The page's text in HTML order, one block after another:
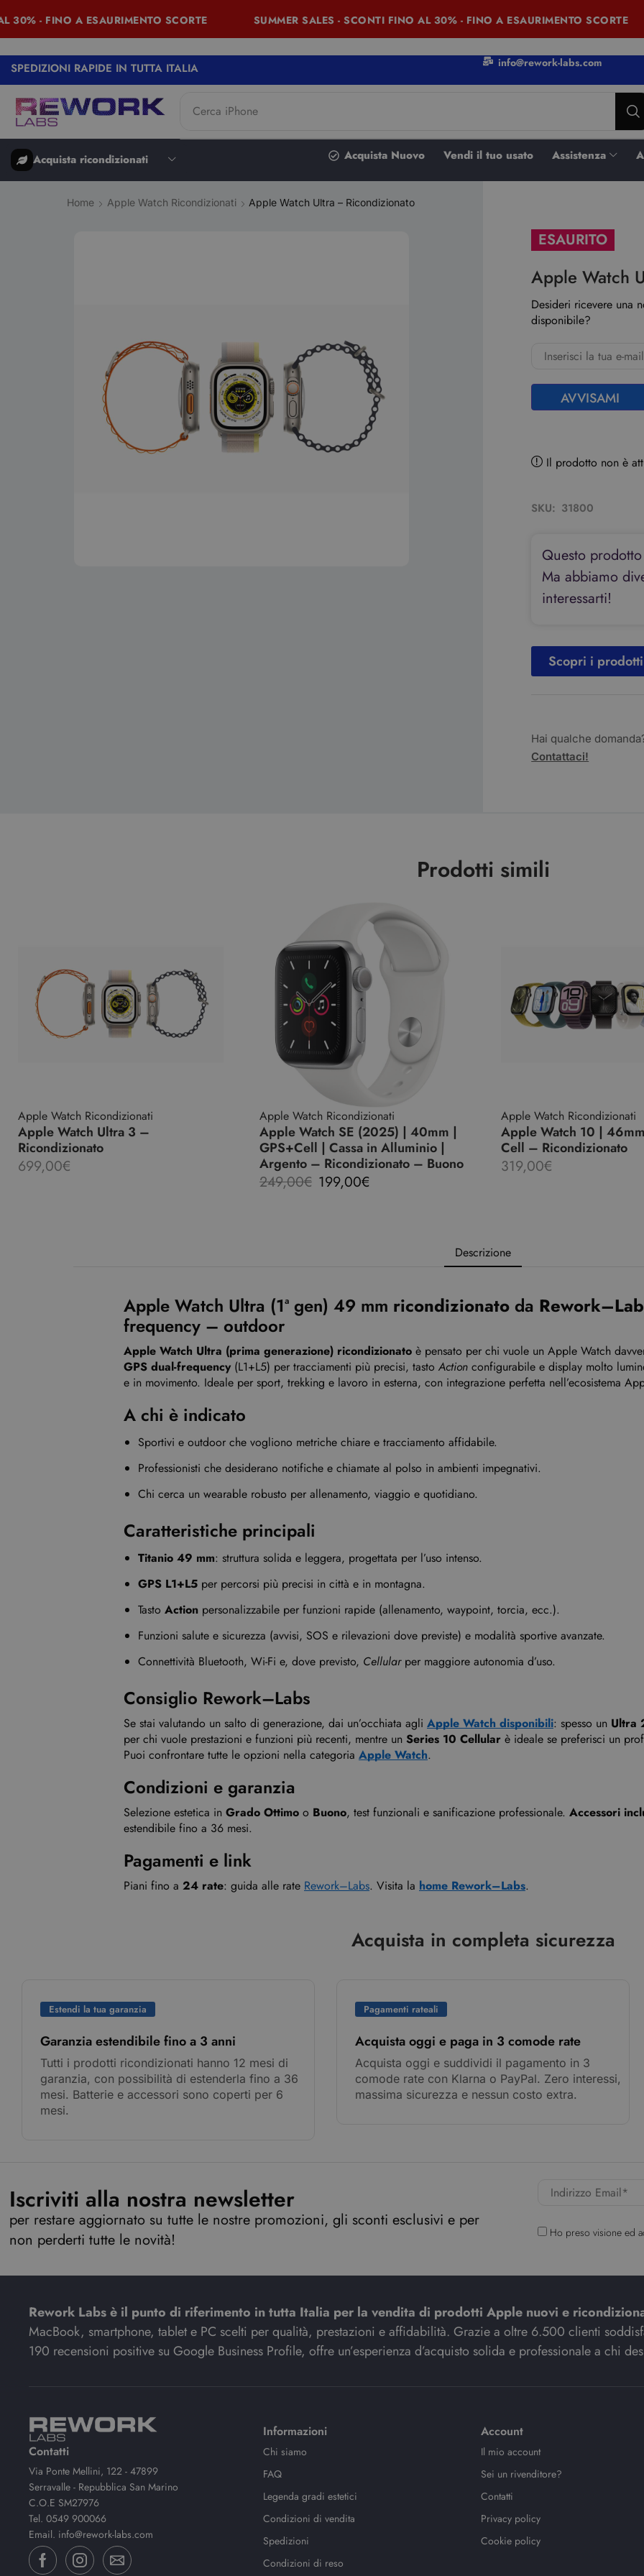
- FINO A ESAURIMENTO SCORTE SUMMER SALES - SCONTI FINO AL 30% - FINO A ESAURIMENTO SCORTE
SPEDIZIONI RAPIDE IN TUTTA ITALIA info@rework-labs.com
Cerca iPhone
Acquista ricondizionati Acquista Nuovo Vendi il tuo usato Assistenza
Home Apple Watch Ricondizionati Apple Watch Ultra – Ricondizionato
ESAURITO
Apple Watch
Desideri ricevere una
disponibile?
AVVISAMI
Il prodotto non è
SKU: 31800
Questo prodotto
Ma abbiamo
interessarti!
Scopri i
Hai qualche
Contattaci!
Prodotti simili
Apple Watch Ricondizionati
Apple Watch Ultra 3 –
Ricondizionato
699,00€
Apple Watch Ricondizionati
Apple Watch SE (2025) | 40mm |
GPS+Cell | Cassa in Alluminio |
Argento – Ricondizionato – Buono
249,00€ 199,00€
Apple Watch Ricondizionati
Apple Watch 10 |
Cell – Ricondizionato
319,00€
Descrizione
Apple Watch Ultra (1ª gen) 49 mm ricondizionato da
frequency – outdoor
Apple Watch Ultra (prima generazione) ricondizionato è pensato per chi vuole un Apple Watch
GPS dual-frequency (L1+L5) per tracciamenti più precisi, tasto Action configurabile e display molto
e in movimento. Ideale per sport, trekking e lavoro in esterna, con integrazione perfetta nell’ecosistema
A chi è indicato
Sportivi e outdoor che vogliono metriche chiare e tracciamento affidabile.
Professionisti che desiderano notifiche e chiamate al polso in ambienti impegnativi.
Chi cerca un wearable robusto per allenamento, viaggio e quotidiano.
Caratteristiche principali
Titanio 49 mm: struttura solida e leggera, progettata per l’uso intenso.
GPS L1+L5 per percorsi più precisi in città e in montagna.
Tasto Action personalizzabile per funzioni rapide (allenamento, waypoint, torcia, ecc.).
Funzioni salute e sicurezza (avvisi, SOS e rilevazioni dove previste) e modalità sportive avanzate.
Connettività Bluetooth, Wi-Fi e, dove previsto, Cellularper maggiore autonomia d’uso.
Consiglio Rework–Labs
Se stai valutando un salto di generazione, dai un’occhiata agli Apple Watch disponibili: spesso un Ultra
per chi vuole prestazioni e funzioni più recenti, mentre un Series 10 Cellular è ideale se preferisci un
Puoi confrontare tutte le opzioni nella categoria Apple Watch.
Condizioni e garanzia
Selezione estetica in Grado Ottimo o Buono, test funzionali e sanificazione professionale. Accessori
estendibile fino a 36 mesi.
Pagamenti e link
Piani fino a 24 rate: guida alle rate Rework–Labs. Visita la home Rework–Labs.
Acquista in completa sicurezza
Estendi la tua garanzia
Garanzia estendibile fino a 3 anni
Tutti i prodotti ricondizionati hanno 12 mesi di
garanzia, con possibilità di estenderla fino a 36
mesi. Batterie e accessori sono coperti per 6
mesi.
Pagamenti rateali
Acquista oggi e paga in 3 comode rate
Acquista oggi e suddividi il pagamento in 3
comode rate con Klarna o PayPal. Zero interessi,
massima sicurezza e nessun costo extra.
Iscriviti alla nostra newsletter
per restare aggiornato su tutte le nostre promozioni, gli sconti esclusivi e per
non perderti tutte le novità!
Ho preso visione ed
Rework Labs è il punto di riferimento in tutta Italia per la vendita di prodotti Apple nuovi e
MacBook, smartphone, tablet e PC scelti per qualità, prestazioni e affidabilità. Grazie a oltre 6.500 clienti
190 recensioni positive su Google Business Profile, offre un’esperienza d’acquisto solida e professionale a chi
Contatti
Via Ponte Mellini, 122 - 47899
Serravalle - Repubblica San Marino
C.O.E SM27976
Tel.0549 900066
Email. info@rework-labs.com
Informazioni
Chi siamo
FAQ
Legenda gradi estetici
Condizioni di vendita
Spedizioni
Condizioni di reso
Account
Il mio account
Sei un rivenditore?
Contatti
Privacy policy
Cookie policy